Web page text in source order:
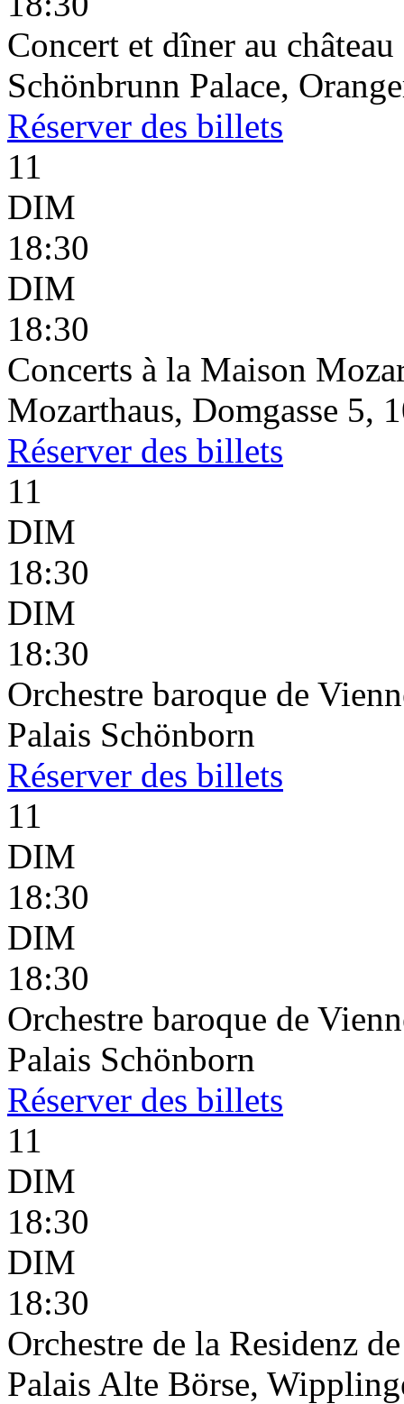
Concert et dîner au
Schönbrunn Palace,
Réserver des billets
11
DIM
18:30
DIM
18:30
Concerts à la Maison
Mozarthaus, Domgasse 5,
Réserver des billets
11
DIM
18:30
DIM
18:30
Orchestre baroque de
Palais Schönborn
Réserver des billets
11
DIM
18:30
DIM
18:30
Orchestre baroque de
Palais Schönborn
Réserver des billets
11
DIM
18:30
DIM
18:30
Orchestre de la Residenz
Palais Alte Börse,